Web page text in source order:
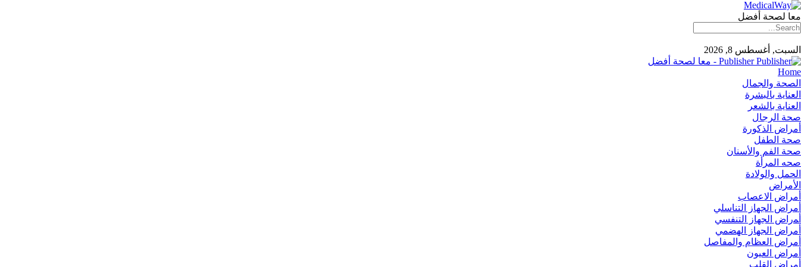
معا لصحة أفضل
السبت, أغسطس 8, 2026
Publisher - معا لصحة أفضل
Home
الصحة والجمال
العناية بالبشرة
العناية بالشعر
صحة الرجال
أمراض الذكورة
صحة الطفل
صحة الفم والأسنان
صحه المرأة
الحمل والولادة
الأمراض
أمراض الاعصاب
أمراض الجهاز التناسلي
أﻤراض اﻟﺠﻬﺎز اﻟﺘﻨﻔﺴﻲ
أمراض الجهاز الهضمي
أمراض العظام والمفاصل
أمراض العيون
أمراض القلب